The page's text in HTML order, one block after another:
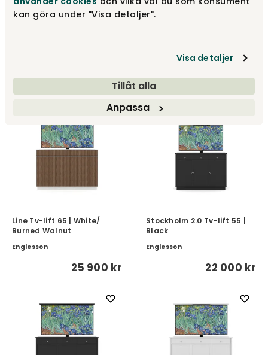
kan göra under "Visa detaljer".
Visa detaljer
Tillåt alla
Anpassa
22 000 kr
Englesson
25 900 kr
Line Tv-lift 65 | White/
Burned Walnut
Englesson
25 900 kr
Stockholm 2.0 Tv-lift 55 |
Black
Englesson
22 000 kr